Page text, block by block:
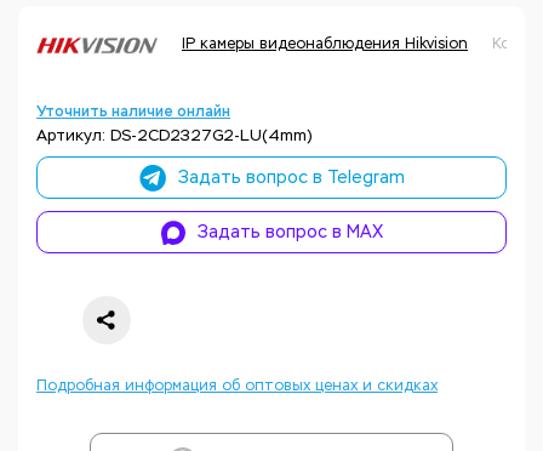
IP камеры видеонаблюдения Hikvision Код
Уточнить наличие онлайн
Артикул: DS-2CD2327G2-LU(4mm)
Задать вопрос в Telegram
Задать вопрос в MAX
Подробная информация об оптовых ценах и скидках